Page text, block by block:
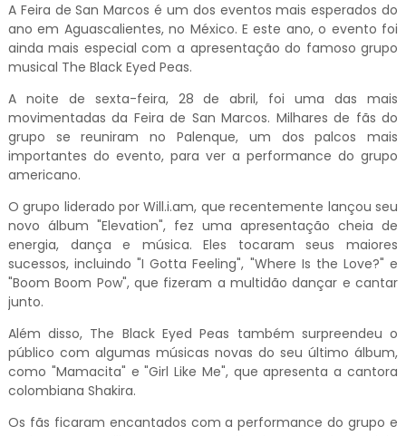
A Feira de San Marcos é um dos eventos mais esperados do
ano em Aguascalientes, no México. E este ano, o evento foi
ainda mais especial com a apresentação do famoso grupo
musical The Black Eyed Peas.
A noite de sexta-feira, 28 de abril, foi uma das mais
movimentadas da Feira de San Marcos. Milhares de fãs do
grupo se reuniram no Palenque, um dos palcos mais
importantes do evento, para ver a performance do grupo
americano.
O grupo liderado por Will.i.am, que recentemente lançou seu
novo álbum "Elevation", fez uma apresentação cheia de
energia, dança e música. Eles tocaram seus maiores
sucessos, incluindo "I Gotta Feeling", "Where Is the Love?" e
"Boom Boom Pow", que fizeram a multidão dançar e cantar
junto.
Além disso, The Black Eyed Peas também surpreendeu o
público com algumas músicas novas do seu último álbum,
como "Mamacita" e "Girl Like Me", que apresenta a cantora
colombiana Shakira.
Os fãs ficaram encantados com a performance do grupo e